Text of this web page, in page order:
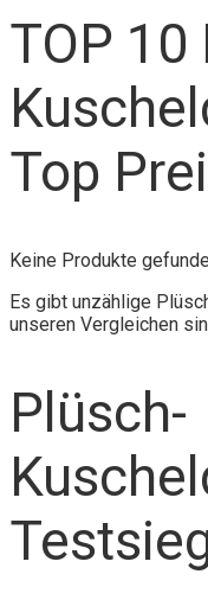
TOP 10
Top
Keine Produkte
Es gibt unzählige
unseren Vergleichen
Plüsch-